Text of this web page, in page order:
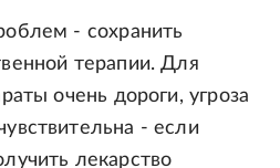
- сохранить
терапии. Для
очень дороги, угроза
- если
лекарство